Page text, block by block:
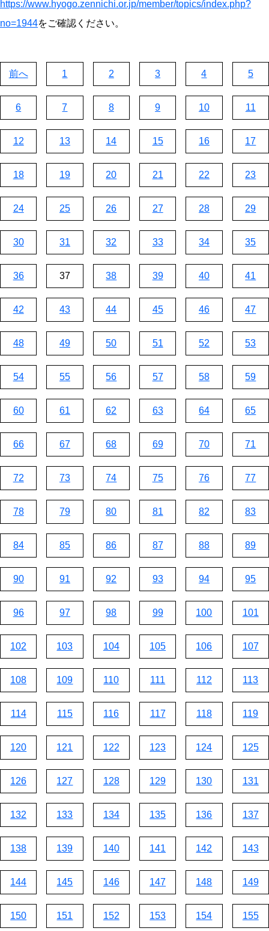
https://www.hyogo.zennichi.or.jp/member/topics/index.php?
no=1944をご確認ください。
前へ 1 2 3 4 5
6 7 8 9 10 11
12 13 14 15 16 17
18 19 20 21 22 23
24 25 26 27 28 29
30 31 32 33 34 35
36 37 38 39 40 41
42 43 44 45 46 47
48 49 50 51 52 53
54 55 56 57 58 59
60 61 62 63 64 65
66 67 68 69 70 71
72 73 74 75 76 77
78 79 80 81 82 83
84 85 86 87 88 89
90 91 92 93 94 95
96 97 98 99 100 101
102 103 104 105 106 107
108 109 110 111 112 113
114 115 116 117 118 119
120 121 122 123 124 125
126 127 128 129 130 131
132 133 134 135 136 137
138 139 140 141 142 143
144 145 146 147 148 149
150 151 152 153 154 155